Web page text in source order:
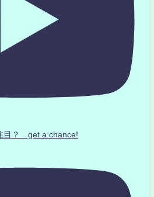
目？ get a chance!